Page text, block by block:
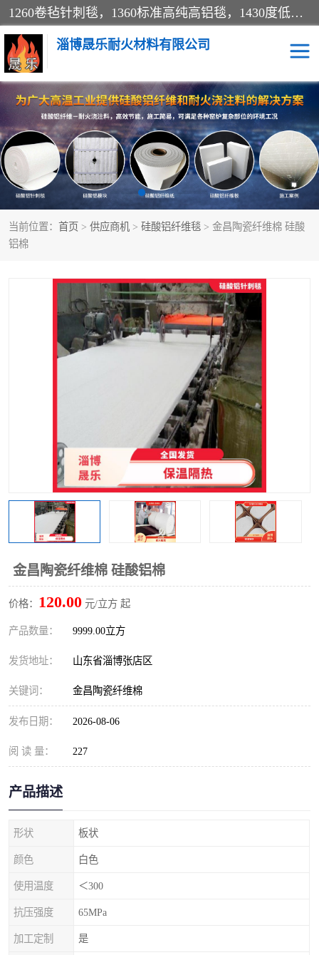
1260卷毡针刺毯，1360标准高纯高铝毯，1430度低锆锆铝含锆毯，普通挡渣棉卷毡，防火纸、挡火板、隔热垫片模块、棉块、折叠块、散棉高温固化剂价格规格密度多少钱图片视频立方平米参数指标
淄博晟乐耐火材料有限公司
当前位置： 首页 > 供应商机 > 硅酸铝纤维毯 > 金昌陶瓷纤维棉 硅酸
铝棉
金昌陶瓷纤维棉 硅酸铝棉
价格： 120.00 元/立方 起
产品数量： 9999.00立方
发货地址： 山东省淄博张店区
关键词： 金昌陶瓷纤维棉
发布日期： 2026-08-06
阅 读 量： 227
产品描述
形状 板状
颜色 白色
使用温度 ＜300
抗压强度 65MPa
加工定制 是
硅酸铝挡渣棉 硅酸铝纤维纸
硅酸铝挡火板 高铝毯
含锆毯 硅酸铝折叠块
硅酸铝散棉 硅酸铝纤维毯
硅酸铝纤维毡 硅酸铝模块
硅酸铝保温棉 硅酸铝板